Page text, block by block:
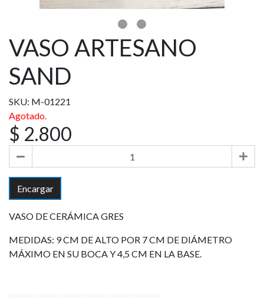
VASO ARTESANO
SAND
SKU: M-01221
Agotado.
$ 2.800
Encargar
VASO DE CERÁMICA GRES
MEDIDAS: 9 CM DE ALTO POR 7 CM DE DIÁMETRO
MÁXIMO EN SU BOCA Y 4,5 CM EN LA BASE.